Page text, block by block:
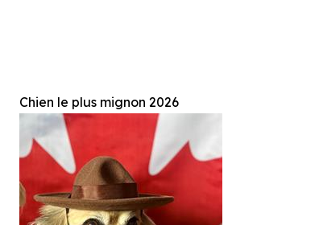
Chien le plus mignon 2026